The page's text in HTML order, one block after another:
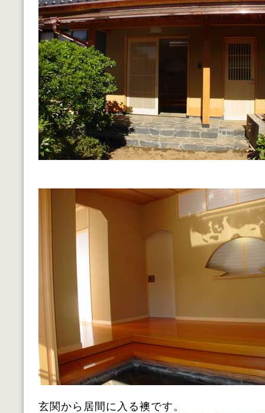
玄関から居間に入る襖です。